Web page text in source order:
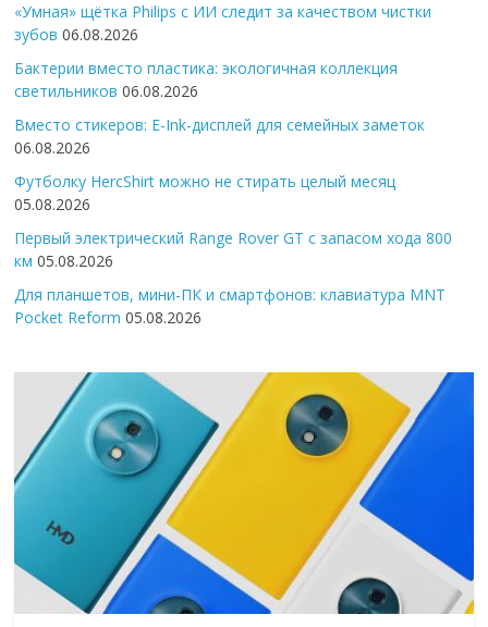
«Умная» щётка Philips с ИИ следит за качеством чистки
зубов 06.08.2026
Бактерии вместо пластика: экологичная коллекция
светильников 06.08.2026
Вместо стикеров: E-Ink-дисплей для семейных заметок
06.08.2026
Футболку HercShirt можно не стирать целый месяц
05.08.2026
Первый электрический Range Rover GT с запасом хода 800
км 05.08.2026
Для планшетов, мини-ПК и смартфонов: клавиатура MNT
Pocket Reform 05.08.2026